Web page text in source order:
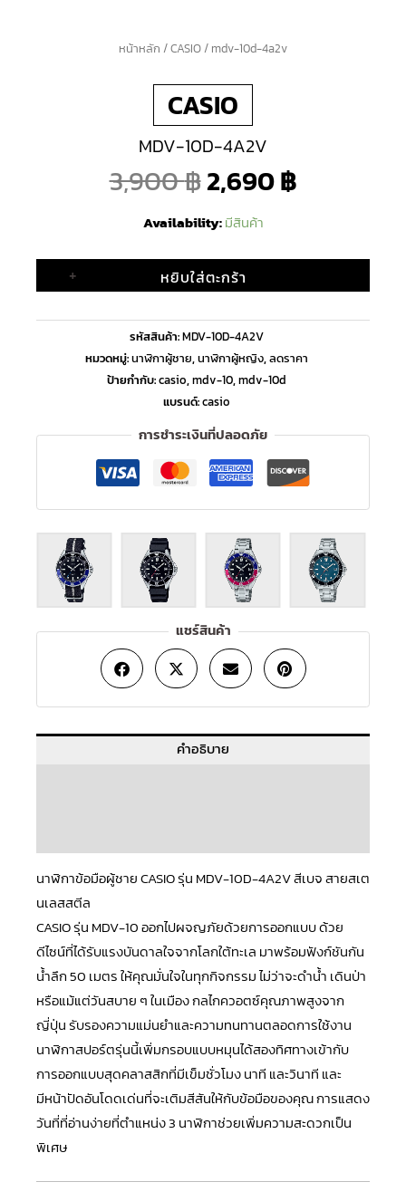
หน้าหลัก /CASIO/ mdv-10d-4a2v
CASIO
MDV-10D-4A2V
3,900฿
Original
price
was:
3,900 ฿.
2,690฿
Availability: มีสินค้า
+ หยิบใส่ตะกร้า
รหัสสินค้า:MDV-10D-4A2V
หมวดหมู่:นาฬิกาผู้ชาย,นาฬิกาผู้หญิง,ลดราคา
ป้ายกำกับ:casio,mdv-10,mdv-10d
แบรนด์:casio
การชำระเงินที่ปลอดภัย
แชร์สินค้า
คำอธิบาย
นาฬิกาข้อมือผู้ชาย CASIO รุ่น MDV-10D-4A2V สีเบจ สายสเต
นเลสสตีล
CASIOรุ่น MDV-10ออกไปผจญภัยด้วยการออกแบบ ด้วย
ดีไซน์ที่ได้รับแรงบันดาลใจจากโลกใต้ทะเล มาพร้อมฟังก์ชันกัน
น้ำลึก 50 เมตร ให้คุณมั่นใจในทุกกิจกรรม ไม่ว่าจะดำน้ำ เดินป่า
หรือแม้แต่วันสบาย ๆ ในเมือง กลไกควอตซ์คุณภาพสูงจาก
ญี่ปุ่น รับรองความแม่นยำและความทนทานตลอดการใช้งาน
นาฬิกาสปอร์ตรุ่นนี้เพิ่มกรอบแบบหมุนได้สองทิศทางเข้ากับ
การออกแบบสุดคลาสสิกที่มีเข็มชั่วโมง นาที และวินาที และ
มีหน้าปัดอันโดดเด่นที่จะเติมสีสันให้กับข้อมือของคุณ การแสดง
วันที่ที่อ่านง่ายที่ตำแหน่ง 3 นาฬิกาช่วยเพิ่มความสะดวกเป็น
พิเศษ